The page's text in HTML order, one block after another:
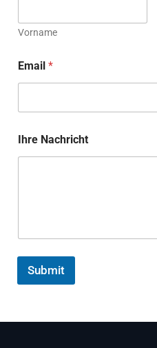
l
N
m
e
I
r
Vorname
Email *
Ihre Nachricht
Submit